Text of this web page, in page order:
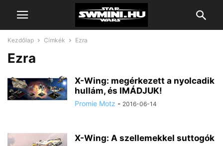
Kezdőlap Címkék Ezra
Ezra
X-Wing: megérkezett a nyolcadik
hullám, és IMÁDJUK!
Promie Motz - 2016-06-14
X-Wing: A szellemekkel suttogók